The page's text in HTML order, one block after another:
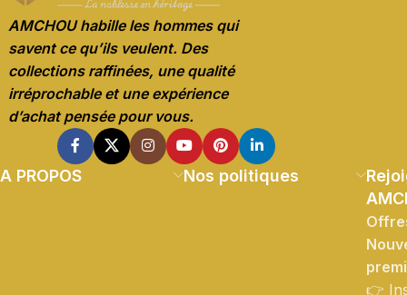
AMCHOU habille les hommes qui
savent ce qu’ils veulent. Des
collections raffinées, une qualité
irréprochable et une expérience
d’achat pensée pour vous.
A PROPOS Nos politiques
👉